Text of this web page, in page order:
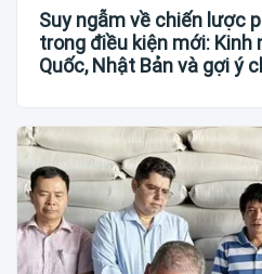
Suy ngẫm về chiến lược
trong điều kiện mới: Kinh
Quốc, Nhật Bản và gợi ý